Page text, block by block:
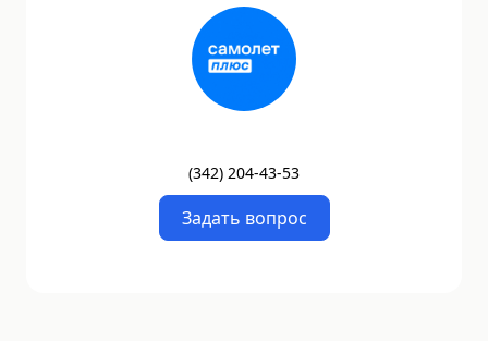
(342) 204-43-53
Задать вопрос